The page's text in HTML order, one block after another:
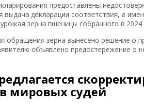
предоставлены
декларации соответствия, а
зерна пшеницы собранного в 2024
обращения зерна вынесено решение о
объявлено предостережение о
мировых судей